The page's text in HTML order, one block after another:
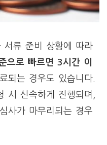
서류 준비 상황에 따라
으로 빠르면 3시간 이
되는 경우도 있습니다.
시 신속하게 진행되며,
사가 마무리되는 경우